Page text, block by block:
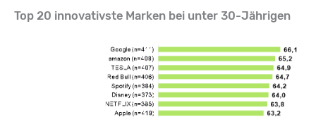
Top 20 innovativste Marken bei unter 30-Jährigen